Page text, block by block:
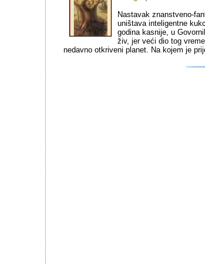
Nastavak znanstveno-
uništava inteligentne
godina kasnije, u
živ, jer veći dio tog
nedavno otkriveni planet. Na kojem je